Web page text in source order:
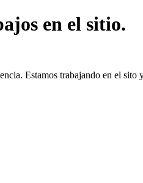
en el sitio.
Estamos trabajando en el